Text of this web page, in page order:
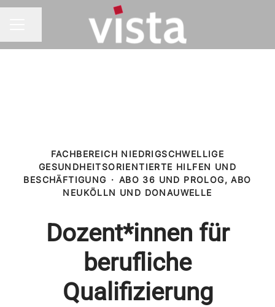
FACHBEREICH NIEDRIGSCHWELLIGE
GESUNDHEITSORIENTIERTE HILFEN UND
BESCHÄFTIGUNG · ABO 36 UND PROLOG, ABO
NEUKÖLLN UND DONAUWELLE
Dozent*innen für
berufliche
Qualifizierung